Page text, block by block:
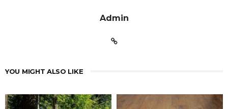
Admin
YOU MIGHT ALSO LIKE